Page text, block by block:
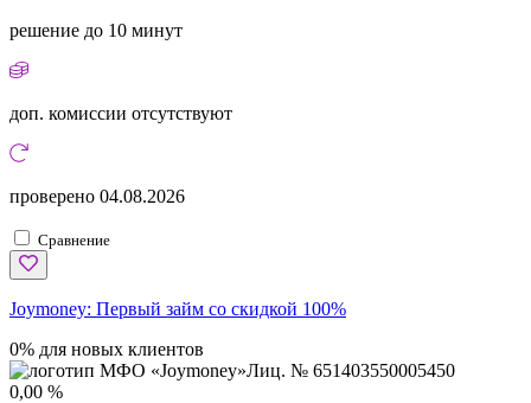
решение до 10 минут
доп. комиссии отсутствуют
проверено 04.08.2026
Сравнение
Joymoney: Первый займ со скидкой 100%
0% для новых клиентов
Лиц. № 651403550005450
0,00 %